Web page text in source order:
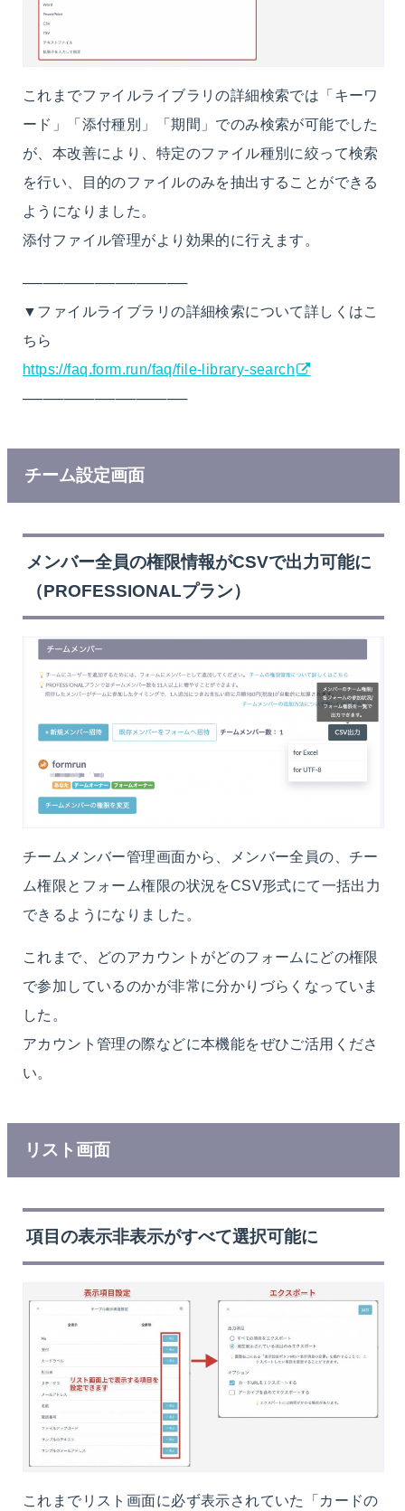
これまでファイルライブラリの詳細検索では「キーワ
ード」「添付種別」「期間」でのみ検索が可能でした
が、本改善により、特定のファイル種別に絞って検索
を行い、目的のファイルのみを抽出することができる
ようになりました。
添付ファイル管理がより効果的に行えます。
────────────────
▼ファイルライブラリの詳細検索について詳しくはこ
ちら
https://faq.form.run/faq/file-library-search
────────────────
チーム設定画面
メンバー全員の権限情報がCSVで出力可能に
（PROFESSIONALプラン）
チームメンバー管理画面から、メンバー全員の、チー
ム権限とフォーム権限の状況をCSV形式にて一括出力
できるようになりました。
これまで、どのアカウントがどのフォームにどの権限
で参加しているのかが非常に分かりづらくなっていま
した。
アカウント管理の際などに本機能をぜひご活用くださ
い。
リスト画面
項目の表示非表示がすべて選択可能に
これまでリスト画面に必ず表示されていた「カードの